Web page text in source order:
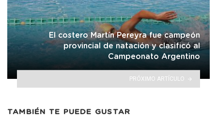
El costero Martín Pereyra fue campeón
provincial de natación y clasificó al
Campeonato Argentino
PRÓXIMO ARTÍCULO
TAMBIÉN TE PUEDE GUSTAR